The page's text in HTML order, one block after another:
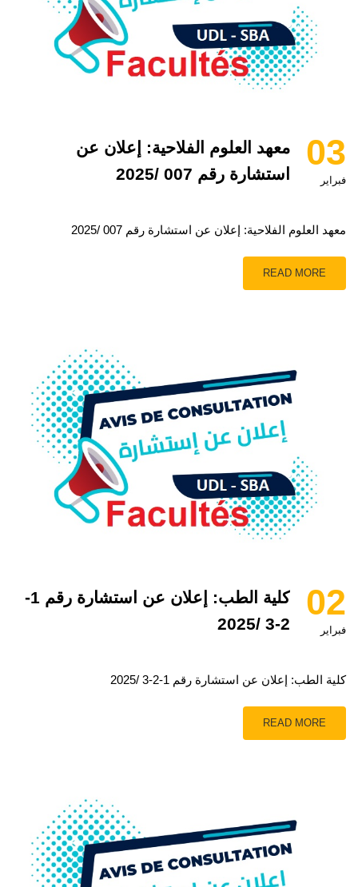
03
فبراير
معهد العلوم الفلاحية: إعلان عن
استشارة رقم 007 /2025
معهد العلوم الفلاحية: إعلان عن استشارة رقم 007 /2025
READ MORE
02
فبراير
كلية الطب: إعلان عن استشارة رقم 1-
2-3 /2025
كلية الطب: إعلان عن استشارة رقم 1-2-3 /2025
READ MORE